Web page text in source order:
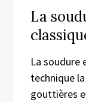
La
La soudure
technique
gouttières